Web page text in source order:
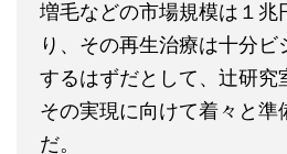
増毛などの市場規模は１兆
り、その再生治療は十分ビ
するはずだとして、辻研究
その実現に向けて着々と準
だ。